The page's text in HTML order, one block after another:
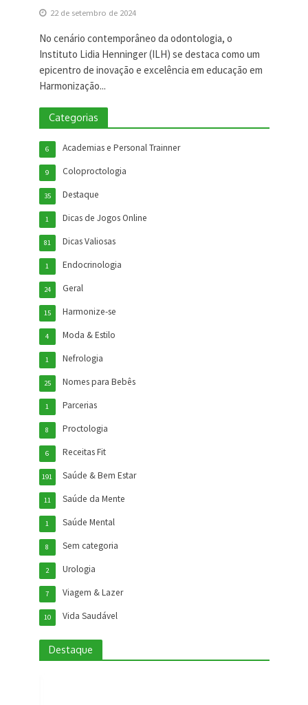
22 de setembro de 2024
No cenário contemporâneo da odontologia, o
Instituto Lidia Henninger (ILH) se destaca como um
epicentro de inovação e excelência em educação em
Harmonização...
Categorias
Academias e Personal Trainner
6
Coloproctologia
9
Destaque
35
Dicas de Jogos Online
1
Dicas Valiosas
81
Endocrinologia
1
Geral
24
Harmonize-se
15
Moda & Estilo
4
Nefrologia
1
Nomes para Bebês
25
Parcerias
1
Proctologia
8
Receitas Fit
6
Saúde & Bem Estar
191
Saúde da Mente
11
Saúde Mental
1
Sem categoria
8
Urologia
2
Viagem & Lazer
7
Vida Saudável
10
Destaque